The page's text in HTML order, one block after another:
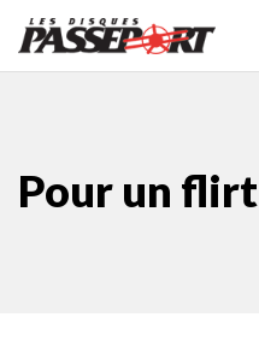
Pour un flirt